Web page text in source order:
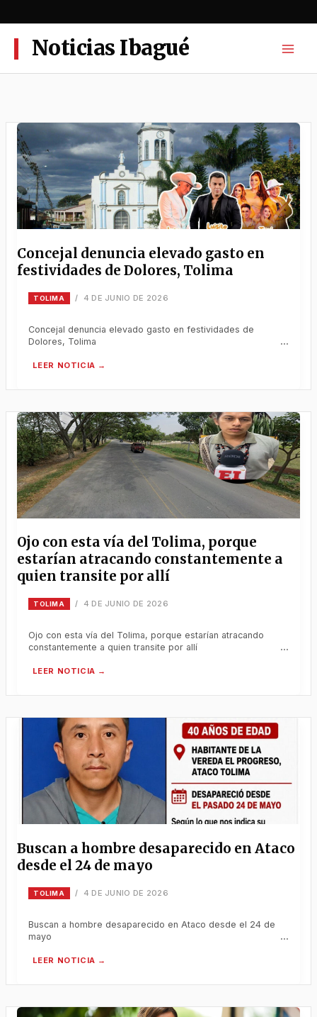
al
contenidoNoticias Ibagué
Concejal denuncia elevado gasto en
festividades de Dolores, Tolima
TOLIMA / 4 DE JUNIO DE 2026
Concejal denuncia elevado gasto en festividades de
Dolores, Tolima
Ojo con esta vía del Tolima, porque
estarían atracando constantemente a
quien transite por allí
TOLIMA / 4 DE JUNIO DE 2026
Ojo con esta vía del Tolima, porque estarían atracando
constantemente a quien transite por allí
Buscan a hombre desaparecido en Ataco
desde el 24 de mayo
TOLIMA / 4 DE JUNIO DE 2026
Buscan a hombre desaparecido en Ataco desde el 24 de
mayo